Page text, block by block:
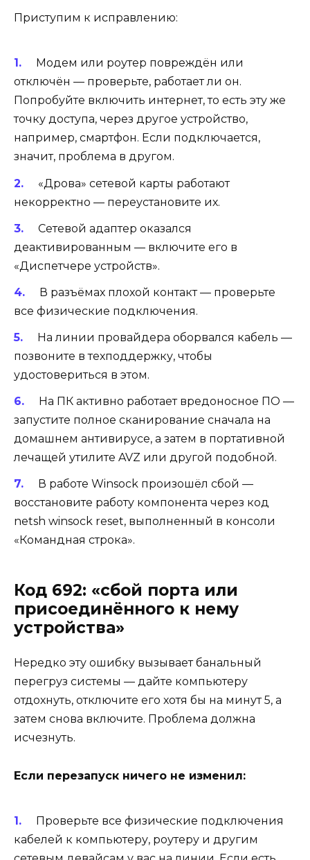
Приступим к исправлению:
Модем или роутер повреждён или
отключён — проверьте, работает ли он.
Попробуйте включить интернет, то есть эту же
точку доступа, через другое устройство,
например, смартфон. Если подключается,
значит, проблема в другом.
«Дрова» сетевой карты работают
некорректно — переустановите их.
Сетевой адаптер оказался
деактивированным — включите его в
«Диспетчере устройств».
В разъёмах плохой контакт — проверьте
все физические подключения.
На линии провайдера оборвался кабель —
позвоните в техподдержку, чтобы
удостовериться в этом.
На ПК активно работает вредоносное ПО —
запустите полное сканирование сначала на
домашнем антивирусе, а затем в портативной
лечащей утилите AVZ или другой подобной.
В работе Winsock произошёл сбой —
восстановите работу компонента через код
netsh winsock reset, выполненный в консоли
«Командная строка».
Код 692: «сбой порта или
присоединённого к нему
устройства»
Нередко эту ошибку вызывает банальный
перегруз системы — дайте компьютеру
отдохнуть, отключите его хотя бы на минут 5, а
затем снова включите. Проблема должна
исчезнуть.
Если перезапуск ничего не изменил:
Проверьте все физические подключения
кабелей к компьютеру, роутеру и другим